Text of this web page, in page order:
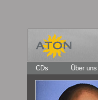
CDs Über uns